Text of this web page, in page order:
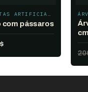
ÁRVORES E PLANTAS ARTIFICIAIS
com pássaros
$
de
cm